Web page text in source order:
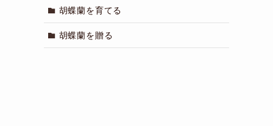
胡蝶蘭を育てる
胡蝶蘭を贈る